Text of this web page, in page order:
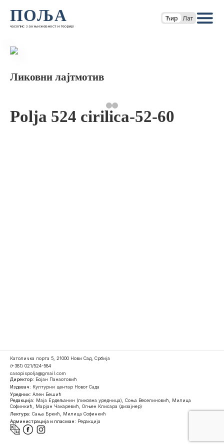
ПОЉА
часопис за књижевност и теорију
Ћир Лат
Ликовни лајтмотив
Polja 524 cirilica-52-60
Католичка порта 5, 21000 Нови Сад, Србија
(+381) 021/524-584
casopispolja@gmail.com
Директор: Бојан Панаотовић
Издавач: Културни центар Новог Сада
Уредник: Ален Бешић
Редакција: Маја Ердељанин (ликовна уредница), Соња Веселиновић, Милица
Софинкић, Марјан Чакаревић, Огњен Клисара (дизајнер)
Лектура: Сања Бркић, Милица Софинкић
Администрација и пласман: Редакција